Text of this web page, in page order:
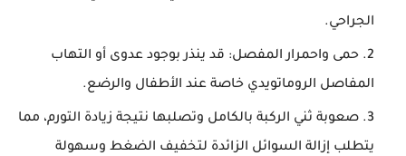
الجراحي.
حمى واحمرار المفصل: قد ينذر بوجود عدوى أو التهاب
المفاصل الروماتويدي خاصة عند الأطفال والرضع.
صعوبة ثني الركبة بالكامل وتصلبها نتيجة زيادة التورم، مما
يتطلب إزالة السوائل الزائدة لتخفيف الضغط وسهولة